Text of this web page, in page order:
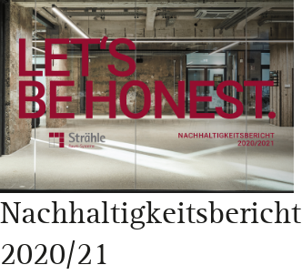
Nachhaltigkeitsbericht
2020/21